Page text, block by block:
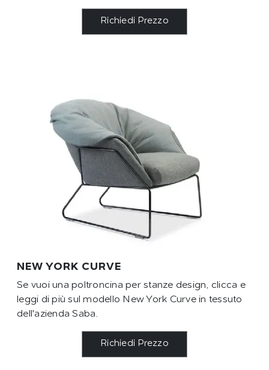
Richiedi Prezzo
NEW YORK CURVE
Se vuoi una poltroncina per stanze design, clicca e
leggi di più sul modello New York Curve in tessuto
dell'azienda Saba.
Richiedi Prezzo